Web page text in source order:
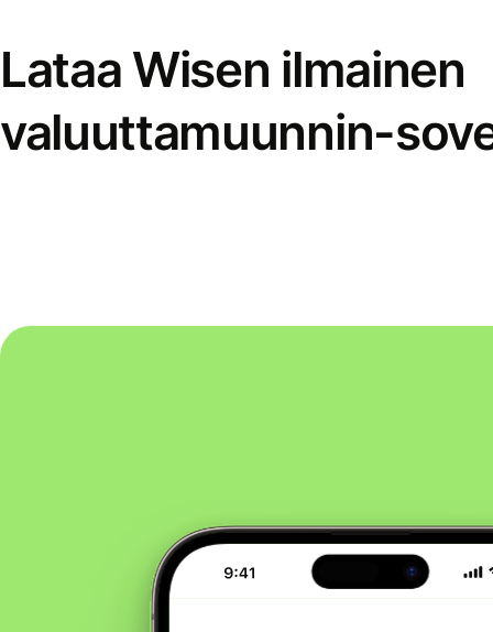
Lataa Wisen ilmainen
valuuttamuunnin-